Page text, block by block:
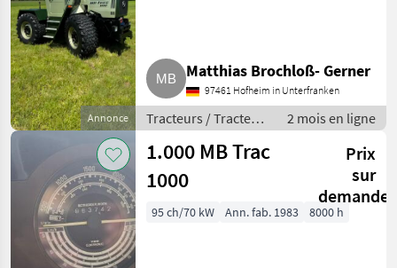
Annonce
Matthias Brochloß- Gerner
97461 Hofheim in Unterfranken
Tracteurs / Tracteurs
agricoles
2 mois en ligne
1.000 MB Trac
1000
Prix
sur
demande
95 ch/70 kW Ann. fab. 1983 8000 h